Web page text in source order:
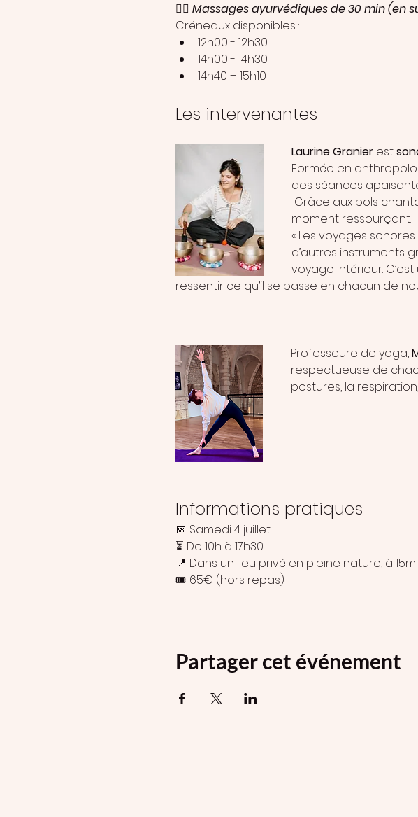
💆‍♀️ Massages ayurvédiques de 30 min (en
Créneaux disponibles :
12h00 - 12h30
14h00 - 14h30
14h40 – 15h10
Les intervenantes
Laurine Granier est
Formée en
des séances
Grâce aux bols
moment ressourçant.
« Les voyages
d’autres instruments
voyage intérieur.
ressentir ce qu’il se passe en chacun de
Professeure de yoga,
respectueuse de
postures, la
Informations pratiques
📅 Samedi 4 juillet
⏳ De 10h à 17h30
📍 Dans un lieu privé en pleine nature, à
🎟️ 65€ (hors repas)
Partager cet événement